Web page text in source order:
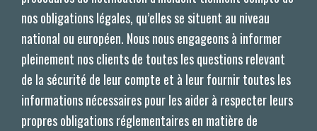
nos obligations légales, qu’elles se situent au niveau
national ou européen. Nous nous engageons à informer
pleinement nos clients de toutes les questions relevant
de la sécurité de leur compte et à leur fournir toutes les
informations nécessaires pour les aider à respecter leurs
propres obligations réglementaires en matière de